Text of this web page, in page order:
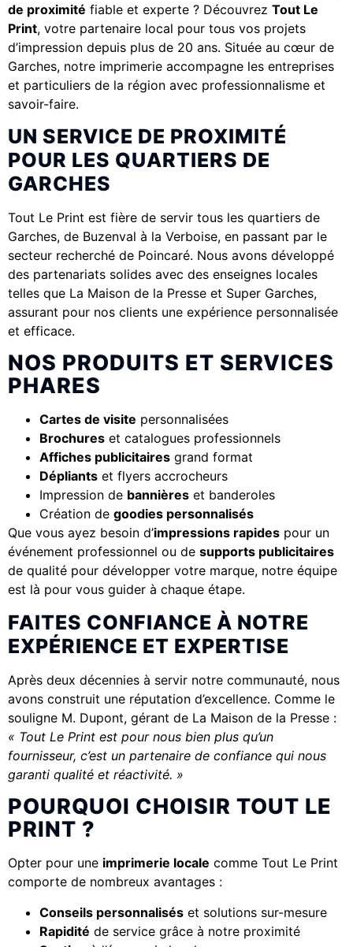
de proximité fiable et experte ? Découvrez Tout Le
Print, votre partenaire local pour tous vos projets
d’impression depuis plus de 20 ans. Située au cœur de
Garches, notre imprimerie accompagne les entreprises
et particuliers de la région avec professionnalisme et
savoir-faire.
UN SERVICE DE PROXIMITÉ
POUR LES QUARTIERS DE
GARCHES
Tout Le Print est fière de servir tous les quartiers de
Garches, de Buzenval à la Verboise, en passant par le
secteur recherché de Poincaré. Nous avons développé
des partenariats solides avec des enseignes locales
telles que La Maison de la Presse et Super Garches,
assurant pour nos clients une expérience personnalisée
et efficace.
NOS PRODUITS ET SERVICES
PHARES
Cartes de visite personnalisées
Brochures et catalogues professionnels
Affiches publicitaires grand format
Dépliants et flyers accrocheurs
Impression de bannières et banderoles
Création de goodies personnalisés
Que vous ayez besoin d’impressions rapides pour un
événement professionnel ou de supports publicitaires
de qualité pour développer votre marque, notre équipe
est là pour vous guider à chaque étape.
FAITES CONFIANCE À NOTRE
EXPÉRIENCE ET EXPERTISE
Après deux décennies à servir notre communauté, nous
avons construit une réputation d’excellence. Comme le
souligne M. Dupont, gérant de La Maison de la Presse :
« Tout Le Print est pour nous bien plus qu’un
fournisseur, c’est un partenaire de confiance qui nous
garanti qualité et réactivité. »
POURQUOI CHOISIR TOUT LE
PRINT ?
Opter pour une imprimerie locale comme Tout Le Print
comporte de nombreux avantages :
Conseils personnalisés et solutions sur-mesure
Rapidité de service grâce à notre proximité